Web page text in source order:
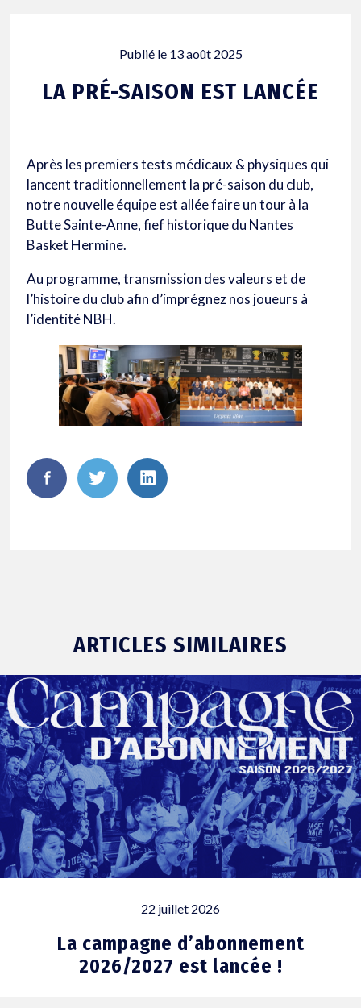
Publié le 13 août 2025
LA PRÉ-SAISON EST LANCÉE
Après les premiers tests médicaux & physiques qui
lancent traditionnellement la pré-saison du club,
notre nouvelle équipe est allée faire un tour à la
Butte Sainte-Anne, fief historique du Nantes
Basket Hermine.
Au programme, transmission des valeurs et de
l’histoire du club afin d’imprégnez nos joueurs à
l’identité NBH.
FaceBookTwitterLinkedIn
ARTICLES SIMILAIRES
22 juillet 2026
La campagne d’abonnement
2026/2027 est lancée !